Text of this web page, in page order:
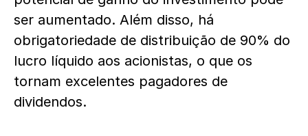
ser aumentado. Além disso, há
obrigatoriedade de distribuição de 90% do
lucro líquido aos acionistas, o que os
tornam excelentes pagadores de
dividendos.